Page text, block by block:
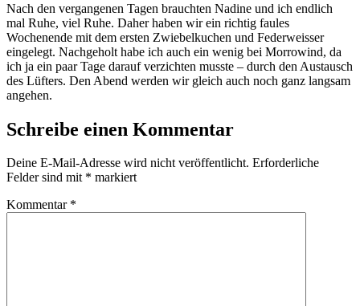
Nach den vergangenen Tagen brauchten Nadine und ich endlich
mal Ruhe, viel Ruhe. Daher haben wir ein richtig faules
Wochenende mit dem ersten Zwiebelkuchen und Federweisser
eingelegt. Nachgeholt habe ich auch ein wenig bei Morrowind, da
ich ja ein paar Tage darauf verzichten musste – durch den Austausch
des Lüfters. Den Abend werden wir gleich auch noch ganz langsam
angehen.
Schreibe einen Kommentar
Deine E-Mail-Adresse wird nicht veröffentlicht. Erforderliche
Felder sind mit * markiert
Kommentar *